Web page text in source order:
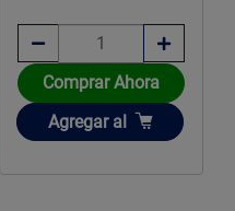
Comprar Ahora
Añadir
Agregar al